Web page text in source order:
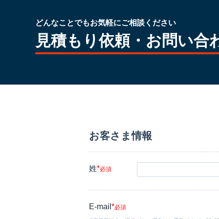
どんなことでもお気軽にご相談ください
見積もり依頼・お問い合